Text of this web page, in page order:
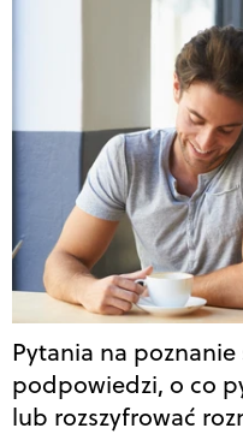
Pytania na poznanie
podpowiedzi, o co
lub rozszyfrować